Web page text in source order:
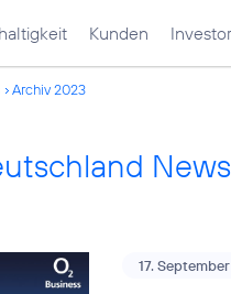
Kunden
Archiv 2023
17.